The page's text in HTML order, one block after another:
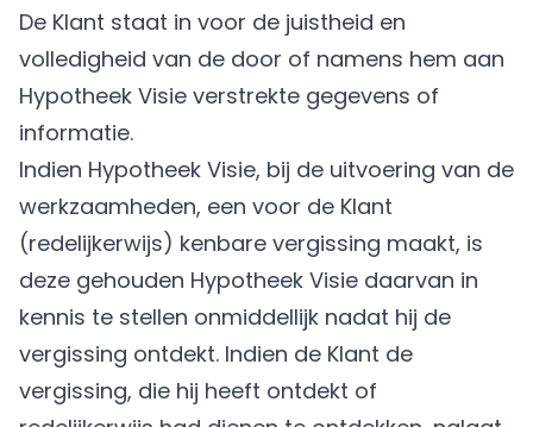
De Klant staat in voor de juistheid en
volledigheid van de door of namens hem aan
Hypotheek Visie verstrekte gegevens of
informatie.
Indien Hypotheek Visie, bij de uitvoering van de
werkzaamheden, een voor de Klant
(redelijkerwijs) kenbare vergissing maakt, is
deze gehouden Hypotheek Visie daarvan in
kennis te stellen onmiddellijk nadat hij de
vergissing ontdekt. Indien de Klant de
vergissing, die hij heeft ontdekt of